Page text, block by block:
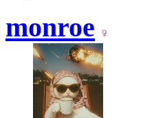
monroe